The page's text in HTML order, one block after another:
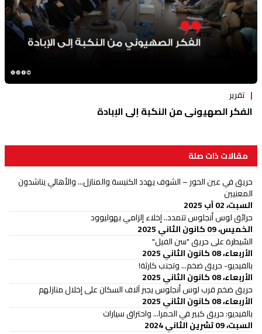
تقرير
الفكر الصهيوني من النكبة إلى الإبادة
مقالات ذات صلة
حريق في عين الحور – الشوف يهدد الكنيسة والمنازل... والأهالي يناشدون
المعنيين
السبت، 02 آب 2025
حرائق لوس أنجلوس تتمدد.. إخلاء إلزامي بهوليوود
الخميس، 09 كانون الثاني 2025
السّيطرة على حريق "سن الفيل"
الأربعاء، 08 كانون الثاني 2025
بالفيديو- حريق ضخم... وتجنب كارثة!
الأربعاء، 08 كانون الثاني 2025
حريق ضخم قرب لوس أنجلوس يجبر آلاف السكان على إخلال منازلهم
الأربعاء، 08 كانون الثاني 2025
بالفيديو: حريق كبير في الحمرا... واحتراق سيارات
السبت، 09 تشرين الثاني 2024